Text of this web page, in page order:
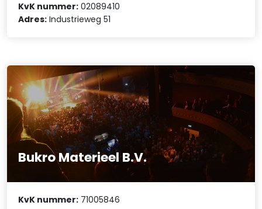
KvK nummer: 02089410
Adres: Industrieweg 51
Bukro Materieel B.V.
KvK nummer: 71005846